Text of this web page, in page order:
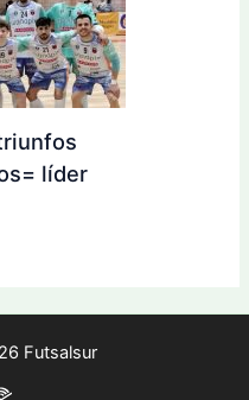
líder
Futsalsur